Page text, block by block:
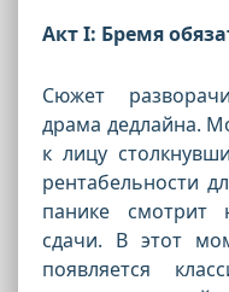
Акт I: Бремя
Сюжет
драма дедлайна.
к лицу
рентабельности
панике смотрит
сдачи. В этот
появляется